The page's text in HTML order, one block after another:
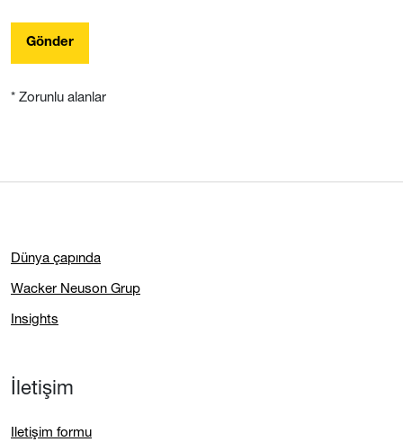
Gönder
* Zorunlu alanlar
Dünya çapında
Wacker Neuson Grup
Insights
İletişim
Iletişim formu